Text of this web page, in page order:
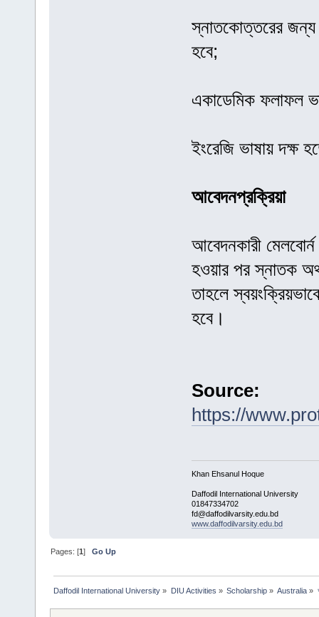
স্নাতকোত্তরের
হবে;
একাডেমিক ফলাফল
ইংরেজি ভাষায় দক্ষ
আবেদনপ্রক্রিয়া
আবেদনকারী মেলবোর্ন
হওয়ার পর স্নাতক
তাহলে
হবে।
Source:
https://
Khan Ehsanul Hoque
Daffodil International University
01847334702
fd@daffodilvarsity.edu.bd
www.daffodilvarsity.edu.bd
Pages: [1]Go Up
Daffodil International University » DIU Activities » Scholarship» Australia »